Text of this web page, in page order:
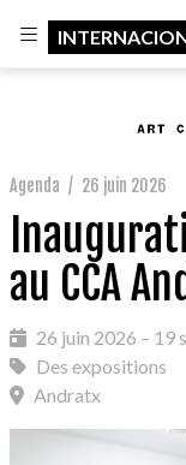
Agenda / 26 juin 2026
au CCA
26 juin 2026 – 19
Des expositions
Andratx